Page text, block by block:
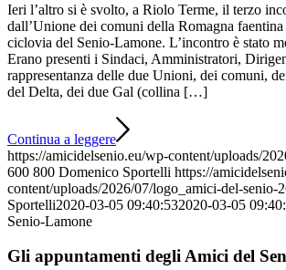
Ieri l’altro si è svolto, a Riolo Terme, il terzo
dall’Unione dei comuni della Romagna
ciclovia del Senio-Lamone. L’incontro è stato
Erano presenti i Sindaci, Amministratori,
rappresentanza delle due Unioni, dei comuni,
del Delta, dei due Gal (collina […]
Continua a leggere
https://amicidelsenio.eu/wp-content/uploads/
600 800 Domenico Sportelli https://
content/uploads/2026/07/logo_amici-del-senio-
Sportelli2020-03-05 09:40:532020-03-05
Senio-Lamone
Gli appuntamenti degli Amici del